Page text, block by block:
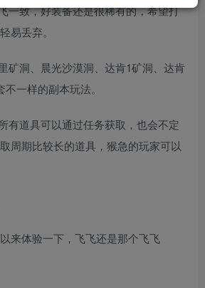
一致，好装备还是很稀有的，希望打
易丢弃。
矿洞、晨光沙漠洞、达肯1矿洞、达肯
一样的副本玩法。
有道具可以通过任务获取，也会不定
周期比较长的道具，猴急的玩家可以
来体验一下，飞飞还是那个飞飞